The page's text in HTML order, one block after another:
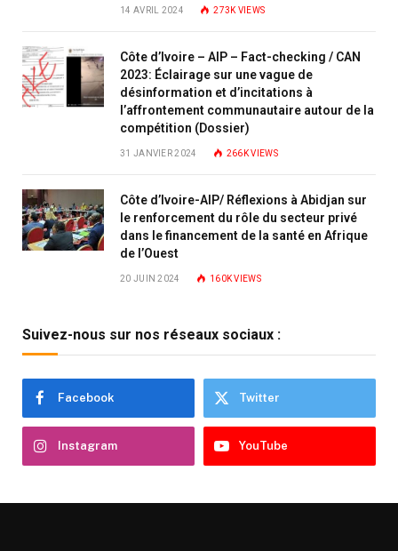
14 AVRIL 2024 273KVIEWS
Côte d’Ivoire – AIP – Fact-checking / CAN
2023: Éclairage sur une vague de
désinformation et d’incitations à
l’affrontement communautaire autour de la
compétition (Dossier)
31 JANVIER 2024 266KVIEWS
Côte d’Ivoire-AIP/ Réflexions à Abidjan sur
le renforcement du rôle du secteur privé
dans le financement de la santé en Afrique
de l’Ouest
20 JUIN 2024 160KVIEWS
Suivez-nous sur nos réseaux sociaux :
Facebook Twitter
Instagram YouTube